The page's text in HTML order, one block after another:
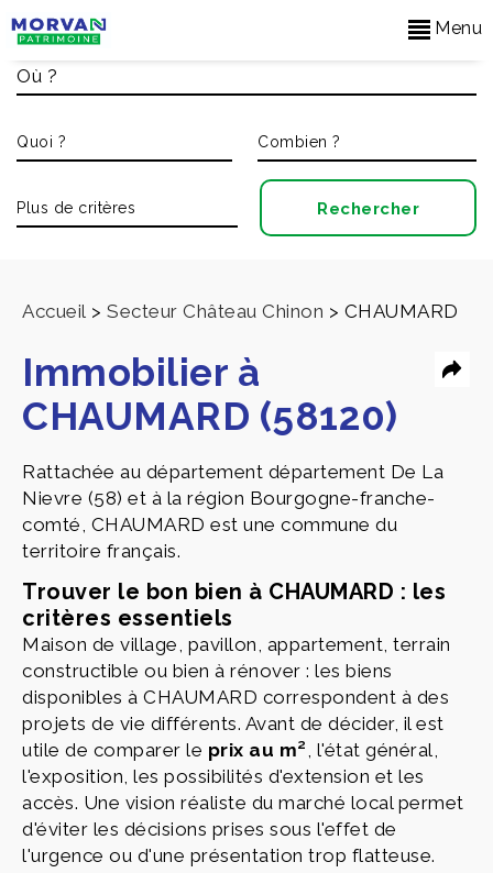
Menu
Accueil > Secteur Château Chinon > CHAUMARD
Immobilier à
CHAUMARD (58120)
Rattachée au département département De La
Nievre (58) et à la région Bourgogne-franche-
comté, CHAUMARD est une commune du
territoire français.
Trouver le bon bien à CHAUMARD : les
critères essentiels
Maison de village, pavillon, appartement, terrain
constructible ou bien à rénover : les biens
disponibles à CHAUMARD correspondent à des
projets de vie différents. Avant de décider, il est
utile de comparer le prix au m², l'état général,
l'exposition, les possibilités d'extension et les
accès. Une vision réaliste du marché local permet
d'éviter les décisions prises sous l'effet de
l'urgence ou d'une présentation trop flatteuse.